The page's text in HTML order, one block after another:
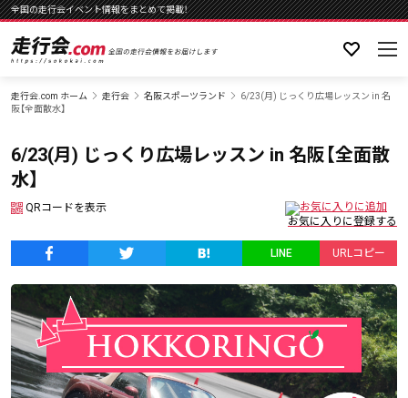
全国の走行会イベント情報をまとめて掲載！
走行会.com ホーム 走行会 名阪スポーツランド
6/23(月) じっくり広場レッスン in 名
阪【全面散水】
6/23(月) じっくり広場レッスン in 名阪【全面散
水】
QRコードを表示
LINE URLコピー